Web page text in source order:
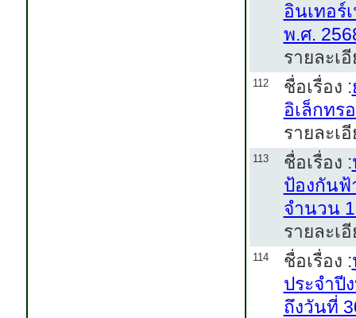
อินเทอร์
พ.ศ.
รายละเ
112 ชื่อเรื่อง :
อิเล็กทร
รายละเ
113 ชื่อเรื่อง :
ป้องกันฟ้
จำนวน
รายละเ
114 ชื่อเรื่อง :
ประจำปี
ถึงวันที่